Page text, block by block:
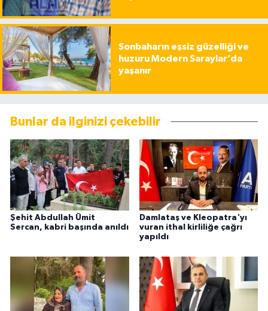
Sonbaharın eşsiz güzelliği ve
huzuru Modern Saraylar’da
yaşanır
Bunlar da ilginizi çekebilir
Şehit Abdullah Ümit
Sercan, kabri başında anıldı
Damlataş ve Kleopatra'yı
vuran ithal kirliliğe çağrı
yapıldı